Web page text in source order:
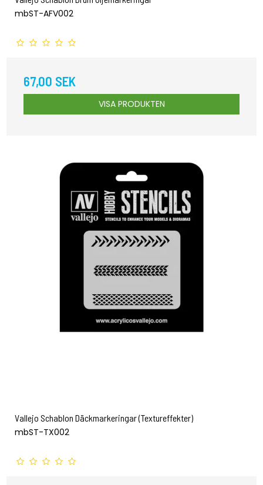
mbST-AFV002
67,00 SEK
VISA PRODUKTEN
Vallejo Schablon Däckmarkeringar (Textureffekter)
mbST-TX002